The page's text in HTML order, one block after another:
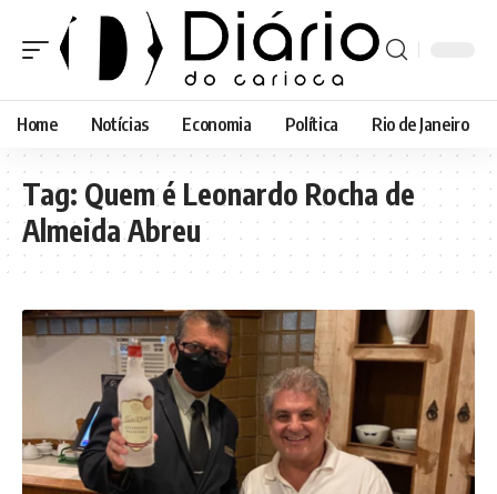
Home Notícias Economia Política Rio de Janeiro
Tag: Quem é Leonardo Rocha de
Almeida Abreu